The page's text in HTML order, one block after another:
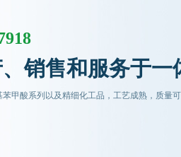
销售和服务于一
甲酸系列以及精细化工品，工艺成熟，质量